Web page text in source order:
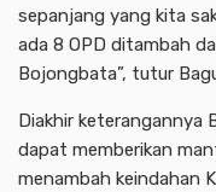
sepanjang yang kita
ada 8 OPD ditambah
Bojongbata”, tutur
Diakhir keterangannya
dapat memberikan
menambah keindahan